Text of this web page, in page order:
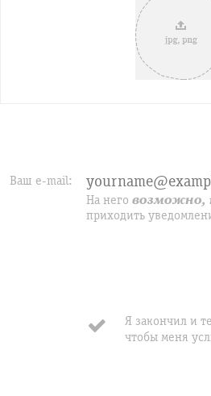
Ваш e-mail:
На него возможно,
приходить
Я закончил и
чтобы меня